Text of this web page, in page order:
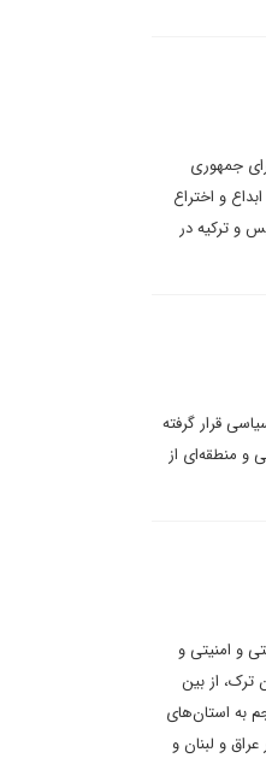
جمهوری
و اختراع
و ترکیه در
قرار گرفته
و منطقه‌ای از
و امنیتی و
ترک، از بین
به استان‌های
و لبنان و